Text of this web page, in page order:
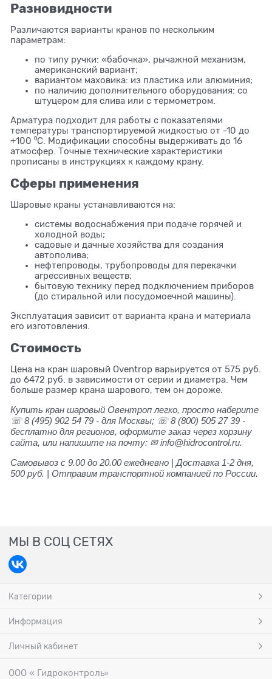
Разновидности
Различаются варианты кранов по нескольким
параметрам:
по типу ручки: «бабочка», рычажной механизм,
американский вариант;
вариантом маховика: из пластика или алюминия;
по наличию дополнительного оборудования: со
штуцером для слива или с термометром.
Арматура подходит для работы с показателями
температуры транспортируемой жидкостью от -10 до
+100 ⁰С. Модификации способны выдерживать до 16
атмосфер. Точные технические характеристики
прописаны в инструкциях к каждому крану.
Сферы применения
Шаровые краны устанавливаются на:
системы водоснабжения при подаче горячей и
холодной воды;
садовые и дачные хозяйства для создания
автополива;
нефтепроводы, трубопроводы для перекачки
агрессивных веществ;
бытовую технику перед подключением приборов
(до стиральной или посудомоечной машины).
Эксплуатация зависит от варианта крана и материала
его изготовления.
Стоимость
Цена на кран шаровый Oventrop варьируется от 575 руб.
до 6472 руб. в зависимости от серии и диаметра. Чем
больше размер крана шарового, тем он дороже.
Купить кран шаровый Овентроп легко, просто наберите
☏ 8 (495) 902 54 79 - для Москвы; ☏ 8 (800) 505 27 39 -
бесплатно для регионов, оформите заказ через корзину
сайта, или напишите на почту: ✉ info@hidrocontrol.ru.
Самовывоз с 9.00 до 20.00 ежедневно | Доставка 1-2 дня,
500 руб. | Отправим транспортной компанией по России.
МЫ В СОЦ СЕТЯХ
Категории
Информация
Личный кабинет
ООО « Гидроконтроль»